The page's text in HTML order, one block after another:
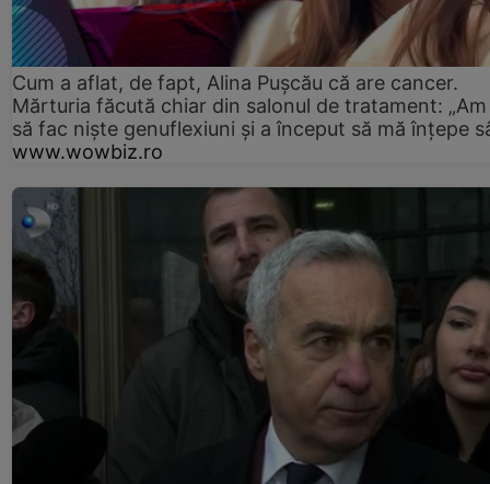
Cum a aflat, de fapt, Alina Pușcău că are cancer.
Mărturia făcută chiar din salonul de tratament:
să fac niște genuflexiuni și a început să mă înțepe
www.wowbiz.ro